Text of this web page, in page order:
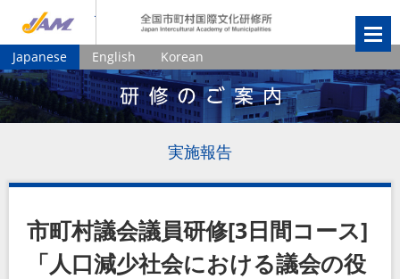
Japanese English Korean
実施報告
市町村議会議員研修[3日間コース]
「人口減少社会における議会の役